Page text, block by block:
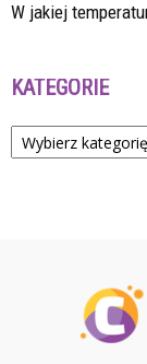
W jakiej
KATEGORIE
Kategorie